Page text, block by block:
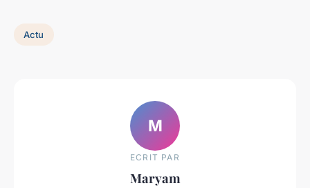
Actu
M
ECRIT PAR
Maryam